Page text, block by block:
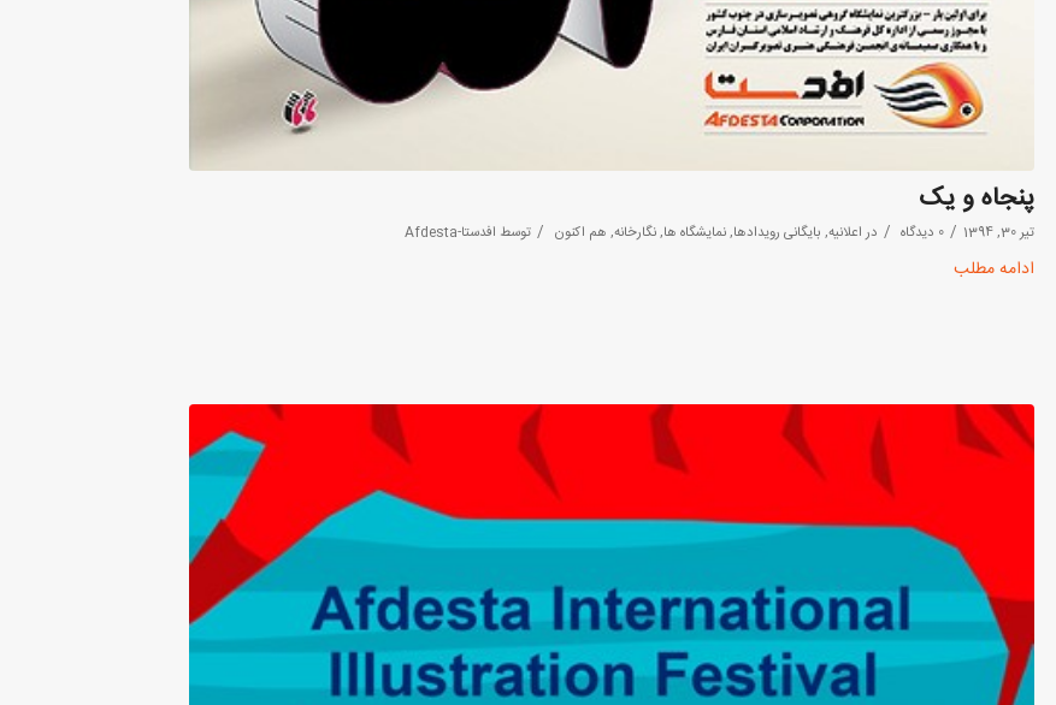
پنجاه و یک
تیر 30, 1394 / 0 دیدگاه / دراعلانیه, بایگانی رویدادها,نمایشگاه ها,نگارخانه, هم اکنون / توسط افدستا-Afdesta
ادامه مطلب